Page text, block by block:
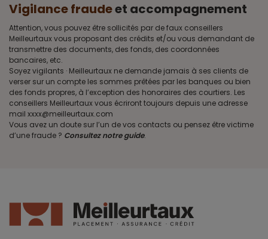
Vigilance fraudeet accompagnement
Attention, vous pouvez être sollicités par de faux conseillers
Meilleurtaux vous proposant des crédits et/ou vous demandant de
transmettre des documents, des fonds, des coordonnées
bancaires, etc.
Soyez vigilants · Meilleurtaux ne demande jamais à ses clients de
verser sur un compte les sommes prêtées par les banques ou bien
des fonds propres, à l’exception des honoraires des courtiers. Les
conseillers Meilleurtaux vous écriront toujours depuis une adresse
mail xxxx@meilleurtaux.com
Vous avez un doute sur l’un de vos contacts ou pensez être victime
d’une fraude ? Consultez notre guide.